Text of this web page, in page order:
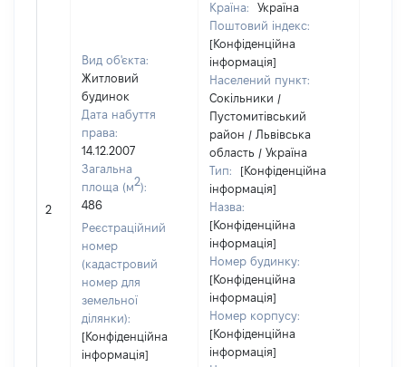
2
Вид об'єкта:
Житловий
будинок
Дата набуття
права:
14.12.2007
Загальна
площа (м2):
486
Реєстраційний
номер
(кадастровий
номер для
земельної
ділянки):
[Конфіденційна
інформація]
Країна:
Україна
Поштовий індекс:
[Конфіденційна
інформація]
Населений пункт:
Сокільники /
Пустомитівський
район / Львівська
область / Україна
Тип:
[Конфіденційна
інформація]
Назва:
[Конфіденційна
інформація]
Номер будинку:
[Конфіденційна
інформація]
Номер корпусу:
[Конфіденційна
інформація]